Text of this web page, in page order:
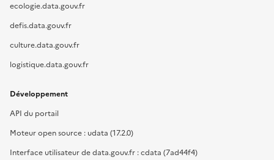
ecologie.data.gouv.fr
defis.data.gouv.fr
culture.data.gouv.fr
logistique.data.gouv.fr
Développement
API du portail
Moteur open source : udata (17.2.0)
Interface utilisateur de data.gouv.fr : cdata (7ad44f4)